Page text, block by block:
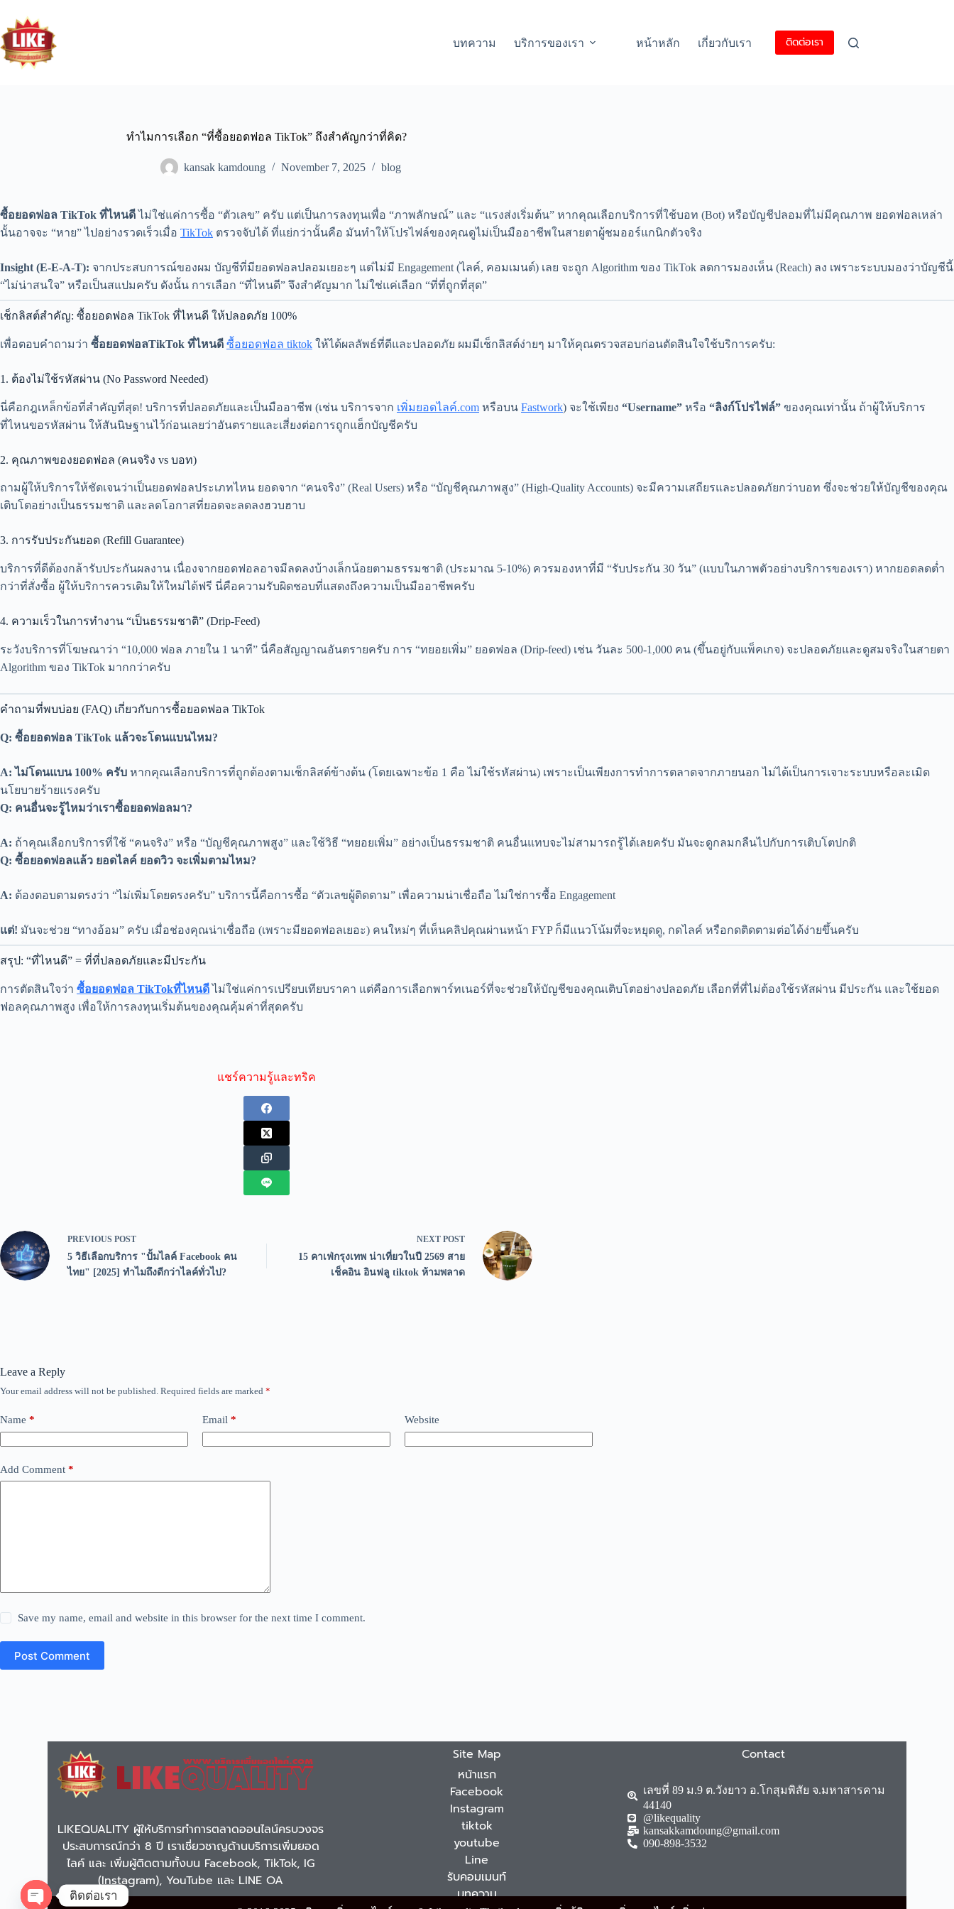
บทความ บริการของเรา หน้าหลัก เกี่ยวกับเรา ติดต่อเรา
ทำไมการเลือก “ที่ซื้อยอดฟอล TikTok” ถึงสำคัญกว่าที่คิด?
kansak kamdoung November 7, 2025 blog
ซื้อยอดฟอล TikTok ที่ไหนดีไม่ใช่แค่การซื้อ “ตัวเลข” ครับ แต่เป็นการลงทุนเพื่อ “ภาพลักษณ์” และ “แรงส่งเริ่มต้น” หากคุณเลือกบริการที่ใช้บอท (Bot) หรือบัญชีปลอมที่ไม่มีคุณภาพ ยอดฟอลเหล่า
นั้นอาจจะ “หาย” ไปอย่างรวดเร็วเมื่อ TikTok ตรวจจับได้ ที่แย่กว่านั้นคือ มันทำให้โปรไฟล์ของคุณดูไม่เป็นมืออาชีพในสายตาผู้ชมออร์แกนิกตัวจริง
Insight (E-E-A-T): จากประสบการณ์ของผม บัญชีที่มียอดฟอลปลอมเยอะๆ แต่ไม่มี Engagement (ไลค์, คอมเมนต์) เลย จะถูก Algorithm ของ TikTok ลดการมองเห็น (Reach) ลง เพราะระบบมองว่าบัญชีนี้
“ไม่น่าสนใจ” หรือเป็นสแปมครับ ดังนั้น การเลือก “ที่ไหนดี” จึงสำคัญมาก ไม่ใช่แค่เลือก “ที่ที่ถูกที่สุด”
เช็กลิสต์สำคัญ: ซื้อยอดฟอล TikTok ที่ไหนดี ให้ปลอดภัย 100%
เพื่อตอบคำถามว่า ซื้อยอดฟอลTikTok ที่ไหนดี ซื้อยอดฟอล tiktok ให้ได้ผลลัพธ์ที่ดีและปลอดภัย ผมมีเช็กลิสต์ง่ายๆ มาให้คุณตรวจสอบก่อนตัดสินใจใช้บริการครับ:
1. ต้องไม่ใช้รหัสผ่าน (No Password Needed)
นี่คือกฎเหล็กข้อที่สำคัญที่สุด! บริการที่ปลอดภัยและเป็นมืออาชีพ (เช่น บริการจาก เพิ่มยอดไลค์.com หรือบน Fastwork) จะใช้เพียง “Username” หรือ “ลิงก์โปรไฟล์” ของคุณเท่านั้น ถ้าผู้ให้บริการ
ที่ไหนขอรหัสผ่าน ให้สันนิษฐานไว้ก่อนเลยว่าอันตรายและเสี่ยงต่อการถูกแฮ็กบัญชีครับ
2. คุณภาพของยอดฟอล (คนจริง vs บอท)
ถามผู้ให้บริการให้ชัดเจนว่าเป็นยอดฟอลประเภทไหน ยอดจาก “คนจริง” (Real Users) หรือ “บัญชีคุณภาพสูง” (High-Quality Accounts) จะมีความเสถียรและปลอดภัยกว่าบอท ซึ่งจะช่วยให้บัญชีของคุณ
เติบโตอย่างเป็นธรรมชาติ และลดโอกาสที่ยอดจะลดลงฮวบฮาบ
3. การรับประกันยอด (Refill Guarantee)
บริการที่ดีต้องกล้ารับประกันผลงาน เนื่องจากยอดฟอลอาจมีลดลงบ้างเล็กน้อยตามธรรมชาติ (ประมาณ 5-10%) ควรมองหาที่มี “รับประกัน 30 วัน” (แบบในภาพตัวอย่างบริการของเรา) หากยอดลดต่ำ
กว่าที่สั่งซื้อ ผู้ให้บริการควรเติมให้ใหม่ได้ฟรี นี่คือความรับผิดชอบที่แสดงถึงความเป็นมืออาชีพครับ
4. ความเร็วในการทำงาน “เป็นธรรมชาติ” (Drip-Feed)
ระวังบริการที่โฆษณาว่า “10,000 ฟอล ภายใน 1 นาที” นี่คือสัญญาณอันตรายครับ การ “ทยอยเพิ่ม” ยอดฟอล (Drip-feed) เช่น วันละ 500-1,000 คน (ขึ้นอยู่กับแพ็คเกจ) จะปลอดภัยและดูสมจริงในสายตา
Algorithm ของ TikTok มากกว่าครับ
คำถามที่พบบ่อย (FAQ) เกี่ยวกับการซื้อยอดฟอล TikTok
Q: ซื้อยอดฟอล TikTok แล้วจะโดนแบนไหม?
A: ไม่โดนแบน 100% ครับ หากคุณเลือกบริการที่ถูกต้องตามเช็กลิสต์ข้างต้น (โดยเฉพาะข้อ 1 คือ ไม่ใช้รหัสผ่าน) เพราะเป็นเพียงการทำการตลาดจากภายนอก ไม่ได้เป็นการเจาะระบบหรือละเมิด
นโยบายร้ายแรงครับ
Q: คนอื่นจะรู้ไหมว่าเราซื้อยอดฟอลมา?
A: ถ้าคุณเลือกบริการที่ใช้ “คนจริง” หรือ “บัญชีคุณภาพสูง” และใช้วิธี “ทยอยเพิ่ม” อย่างเป็นธรรมชาติ คนอื่นแทบจะไม่สามารถรู้ได้เลยครับ มันจะดูกลมกลืนไปกับการเติบโตปกติ
Q: ซื้อยอดฟอลแล้ว ยอดไลค์ ยอดวิว จะเพิ่มตามไหม?
A: ต้องตอบตามตรงว่า “ไม่เพิ่มโดยตรงครับ” บริการนี้คือการซื้อ “ตัวเลขผู้ติดตาม” เพื่อความน่าเชื่อถือ ไม่ใช่การซื้อ Engagement
แต่! มันจะช่วย “ทางอ้อม” ครับ เมื่อช่องคุณน่าเชื่อถือ (เพราะมียอดฟอลเยอะ) คนใหม่ๆ ที่เห็นคลิปคุณผ่านหน้า FYP ก็มีแนวโน้มที่จะหยุดดู, กดไลค์ หรือกดติดตามต่อได้ง่ายขึ้นครับ
สรุป: “ที่ไหนดี” = ที่ที่ปลอดภัยและมีประกัน
การตัดสินใจว่า ซื้อยอดฟอล TikTokที่ไหนดีไม่ใช่แค่การเปรียบเทียบราคา แต่คือการเลือกพาร์ทเนอร์ที่จะช่วยให้บัญชีของคุณเติบโตอย่างปลอดภัย เลือกที่ที่ไม่ต้องใช้รหัสผ่าน มีประกัน และใช้ยอด
ฟอลคุณภาพสูง เพื่อให้การลงทุนเริ่มต้นของคุณคุ้มค่าที่สุดครับ
แชร์ความรู้และทริค
PREVIOUS POST
5 วิธีเลือกบริการ "ปั้มไลค์ Facebook คน
ไทย" [2025] ทำไมถึงดีกว่าไลค์ทั่วไป?
NEXT POST
15 คาเฟ่กรุงเทพ น่าเที่ยวในปี 2569 สาย
เช็คอิน อินฟลู tiktok ห้ามพลาด
Leave a Reply
Your email address will not be published. Required fields are marked *
Name * Email * Website
Add Comment *
Save my name, email and website in this browser for the next time I comment.
Post Comment
LIKEQUALITY ผู้ให้บริการทำการตลาดออนไลน์ครบวงจร
ประสบการณ์กว่า 8 ปี เราเชี่ยวชาญด้านบริการเพิ่มยอด
ไลค์ และ เพิ่มผู้ติดตามทั้งบน Facebook, TikTok, IG
(Instagram), YouTube และ LINE OA
Site Map
หน้าแรก
Facebook
Instagram
tiktok
youtube
Line
รับคอมเมนท์
บทความ
Contact
เลขที่ 89 ม.9 ต.วังยาว อ.โกสุมพิสัย จ.มหาสารคาม
44140
@likequality
kansakkamdoung@gmail.com
090-898-3532
ติดต่อเรา